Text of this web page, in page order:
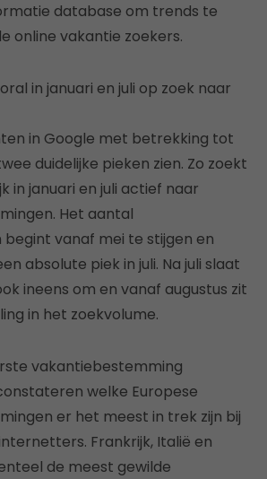
database om trends te
online vakantie zoekers.
in januari en juli op zoek naar
in Google met betrekking tot
duidelijke pieken zien. Zo zoekt
in januari en juli actief naar
Het aantal
vanaf mei te stijgen en
absolute piek in juli. Na juli slaat
ineens om en vanaf augustus zit
in het zoekvolume.
vakantiebestemming
welke Europese
er het meest in trek zijn bij
Frankrijk, Italië en
de meest gewilde